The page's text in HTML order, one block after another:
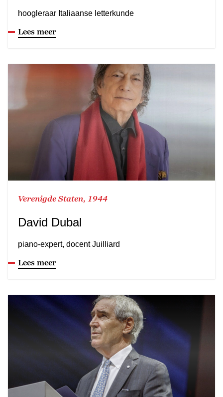
hoogleraar Italiaanse letterkunde
Lees meer
Verenigde Staten, 1944
David Dubal
piano-expert, docent Juilliard
Lees meer